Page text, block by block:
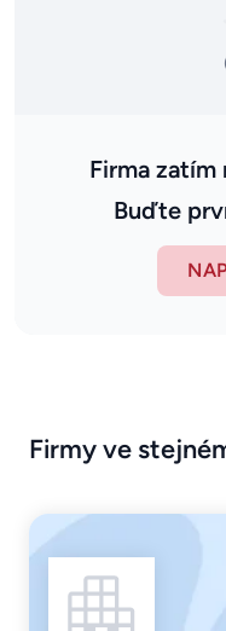
Firma zatím
Buďte
Firmy ve